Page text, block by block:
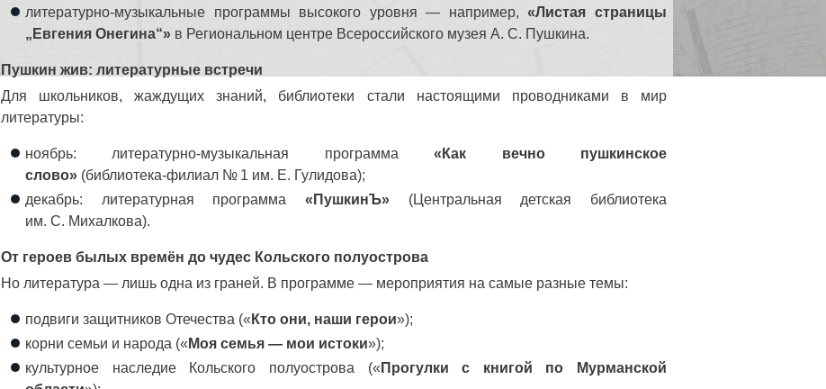
литературно‑музыкальные программы высокого уровня — например,«Листая страницы
„Евгения Онегина“» в Региональном центре Всероссийского музея А. С. Пушкина.
Пушкин жив: литературные встречи
Для школьников, жаждущих знаний, библиотеки стали настоящими проводниками в мир
литературы:
ноябрь: литературно‑музыкальная программа«Как вечно пушкинское
слово» (библиотека‑филиал № 1 им. Е. Гулидова);
декабрь: литературная программа «ПушкинЪ» (Центральная детская библиотека
им. С. Михалкова).
От героев былых времён до чудес Кольского полуострова
Но литература — лишь одна из граней. В программе — мероприятия на самые разные темы:
подвиги защитников Отечества (« Кто они, наши герои»);
корни семьи и народа (« Моя семья — мои истоки»);
культурное наследие Кольского полуострова (« Прогулки с книгой по Мурманской